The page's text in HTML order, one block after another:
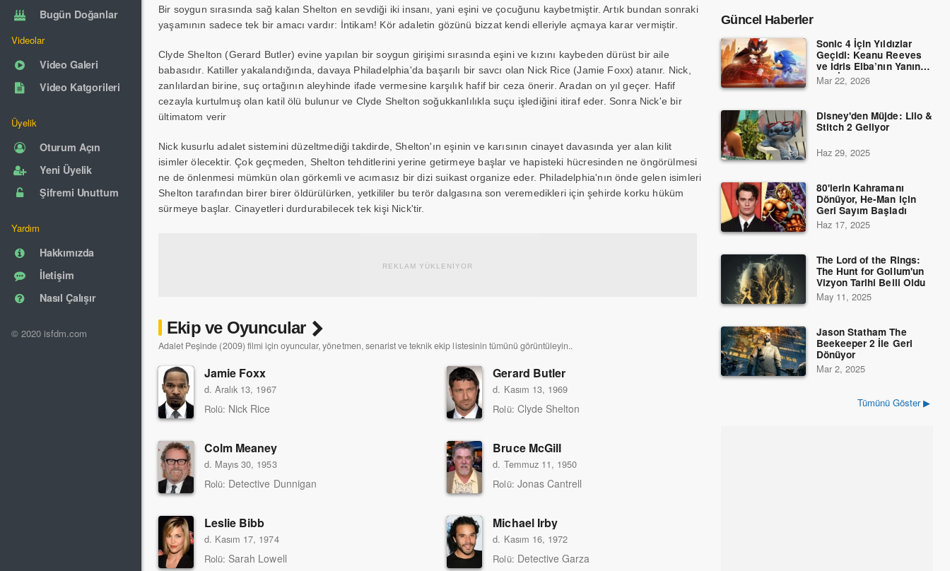
Bugün Doğanlar
Videolar
Video Galeri
Video Katgorileri
Üyelik
Oturum Açın
Yeni Üyelik
Şifremi Unuttum
Yardım
Hakkımızda
İletişim
Nasıl Çalışır
© 2020 isfdm.com
Bir soygun sırasında sağ kalan Shelton en sevdiği iki insanı, yani eşini ve çocuğunu kaybetmiştir. Artık bundan sonraki
yaşamının sadece tek bir amacı vardır: İntikam! Kör adaletin gözünü bizzat kendi elleriyle açmaya karar vermiştir.
Clyde Shelton (Gerard Butler) evine yapılan bir soygun girişimi sırasında eşini ve kızını kaybeden dürüst bir aile
babasıdır. Katiller yakalandığında, davaya Philadelphia'da başarılı bir savcı olan Nick Rice (Jamie Foxx) atanır. Nick,
zanlılardan birine, suç ortağının aleyhinde ifade vermesine karşılık hafif bir ceza önerir. Aradan on yıl geçer. Hafif
cezayla kurtulmuş olan katil ölü bulunur ve Clyde Shelton soğukkanlılıkla suçu işlediğini itiraf eder. Sonra Nick'e bir
ültimatom verir
Nick kusurlu adalet sistemini düzeltmediği takdirde, Shelton'ın eşinin ve karısının cinayet davasında yer alan kilit
isimler ölecektir. Çok geçmeden, Shelton tehditlerini yerine getirmeye başlar ve hapisteki hücresinden ne öngörülmesi
ne de önlenmesi mümkün olan görkemli ve acımasız bir dizi suikast organize eder. Philadelphia'nın önde gelen isimleri
Shelton tarafından birer birer öldürülürken, yetkililer bu terör dalgasına son veremedikleri için şehirde korku hüküm
sürmeye başlar. Cinayetleri durdurabilecek tek kişi Nick'tir.
REKLAM YÜKLENİYOR
Ekip ve Oyuncular
Adalet Peşinde (2009) filmi için oyuncular, yönetmen, senarist ve teknik ekip listesinin tümünü görüntüleyin..
Jamie Foxx
d. Aralık 13, 1967
Rolü: Nick Rice
Gerard Butler
d. Kasım 13, 1969
Rolü: Clyde Shelton
Colm Meaney
d. Mayıs 30, 1953
Rolü: Detective Dunnigan
Bruce McGill
d. Temmuz 11, 1950
Rolü: Jonas Cantrell
Leslie Bibb
d. Kasım 17, 1974
Rolü: Sarah Lowell
Michael Irby
d. Kasım 16, 1972
Rolü: Detective Garza
Güncel Haberler
Sonic 4 İçin Yıldızlar
Geçidi: Keanu Reeves
ve Idris Elba’nın Yanına
Dev İsimler Katıldı!
Mar 22, 2026
Disney'den Müjde: Lilo &
Stitch 2 Geliyor
Haz 29, 2025
80'lerin Kahramanı
Dönüyor, He-Man için
Geri Sayım Başladı
Haz 17, 2025
The Lord of the Rings:
The Hunt for Gollum'un
Vizyon Tarihi Belli Oldu
May 11, 2025
Jason Statham The
Beekeeper 2 İle Geri
Dönüyor
Mar 2, 2025
Tümünü Göster ▶